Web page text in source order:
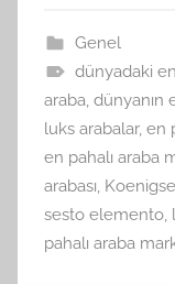
Genel
dünyadaki
araba, dünyanın
luks arabalar, en
en pahalı araba
arabası,
sesto elemento,
pahalı araba